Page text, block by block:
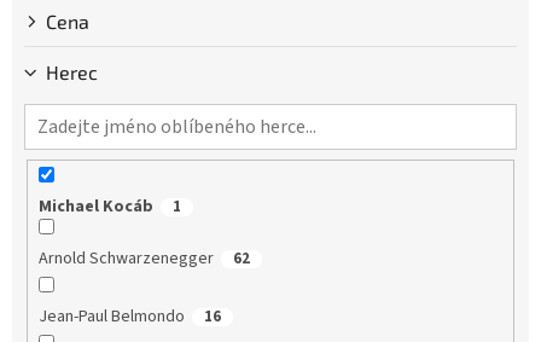
Cena
Herec
Michael Kocáb 1
Arnold Schwarzenegger 62
Jean-Paul Belmondo 16